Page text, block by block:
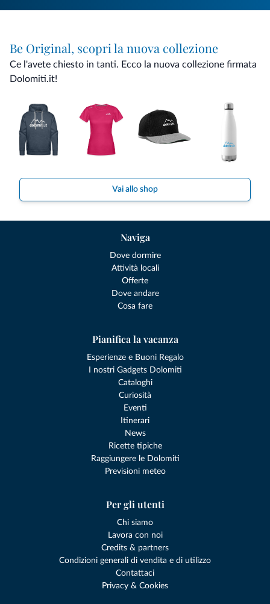
Be Original, scopri la nuova collezione
Ce l'avete chiesto in tanti. Ecco la nuova collezione firmata
Dolomiti.it!
Vai allo shop
Naviga
Dove dormire
Attività locali
Offerte
Dove andare
Cosa fare
Pianifica la vacanza
Esperienze e Buoni Regalo
I nostri Gadgets Dolomiti
Cataloghi
Curiosità
Eventi
Itinerari
News
Ricette tipiche
Raggiungere le Dolomiti
Previsioni meteo
Per gli utenti
Chi siamo
Lavora con noi
Credits & partners
Condizioni generali di vendita e di utilizzo
Contattaci
Privacy & Cookies